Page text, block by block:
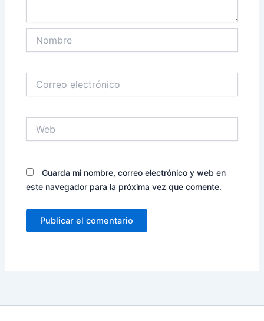
electrónico
Guarda mi nombre, correo electrónico y web en
este navegador para la próxima vez que comente.